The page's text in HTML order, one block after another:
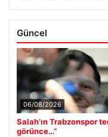
Güncel
06/08/2026
Salah’ın Trabzonspor
görünce…”